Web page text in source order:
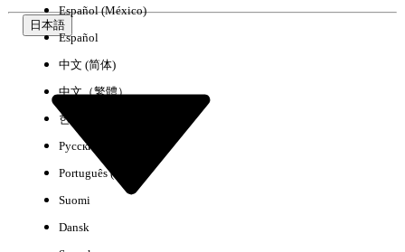
日本語
Español (México)
Español
中文 (简体)
中文（繁體）
한국어
Русский
Português (Brasil)
Suomi
Dansk